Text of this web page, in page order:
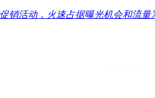
销活动，火速占据曝光机会和流量